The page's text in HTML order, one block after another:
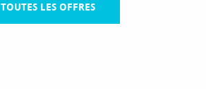
TOUTES LES OFFRES